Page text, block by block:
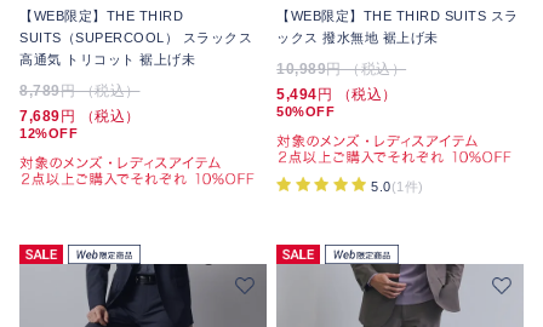
【WEB限定】THE THIRD
SUITS（SUPERCOOL） スラックス
高通気 トリコット 裾上げ未
8,789円 （税込）
7,689 円 （税込）
12%OFF
【WEB限定】THE THIRD SUITS スラ
ックス 撥水無地 裾上げ未
10,989円 （税込）
5,494 円 （税込）
50%OFF
5.0(1件)